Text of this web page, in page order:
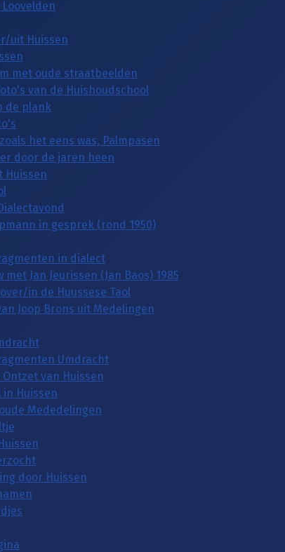
uit Huissen
met oude straatbeelden
van de Huishoudschool
de plank
het eens was, Palmpasen
door de jaren heen
Huissen
in gesprek (rond 1950)
in dialect
met Jan Jeurissen (Jan Baos) 1985
in de Huussese Taol
Joop Brons uit Medelingen
Umdracht
Ontzet van Huissen
in Huissen
Mededelingen
door Huissen